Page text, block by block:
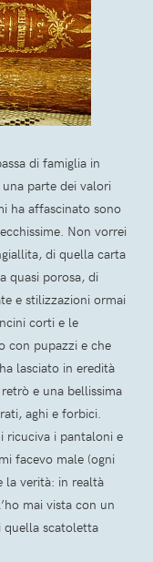
di famiglia in
parte dei valori
ha affascinato sono
Non vorrei
di quella carta
quasi porosa, di
e stilizzazioni ormai
corti e le
con pupazzi e che
lasciato in eredità
e una bellissima
aghi e forbici.
ricuciva i pantaloni e
facevo male (ogni
la verità: in realtà
mai vista con un
quella scatoletta